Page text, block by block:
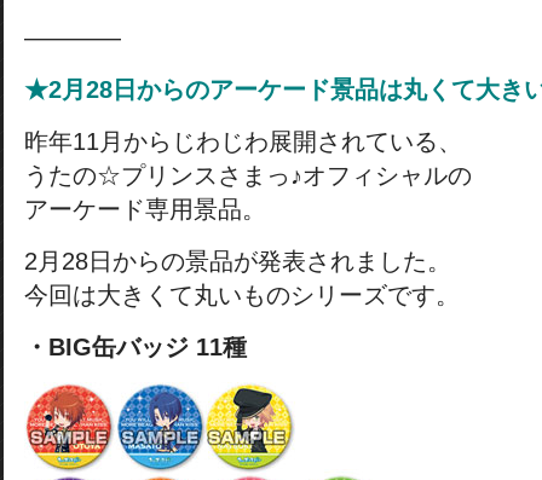
————
★2月28日からのアーケード景品は丸くて大き
昨年11月からじわじわ展開されている、
うたの☆プリンスさまっ♪オフィシャルの
アーケード専用景品。
2月28日からの景品が発表されました。
今回は大きくて丸いものシリーズです。
・BIG缶バッジ 11種